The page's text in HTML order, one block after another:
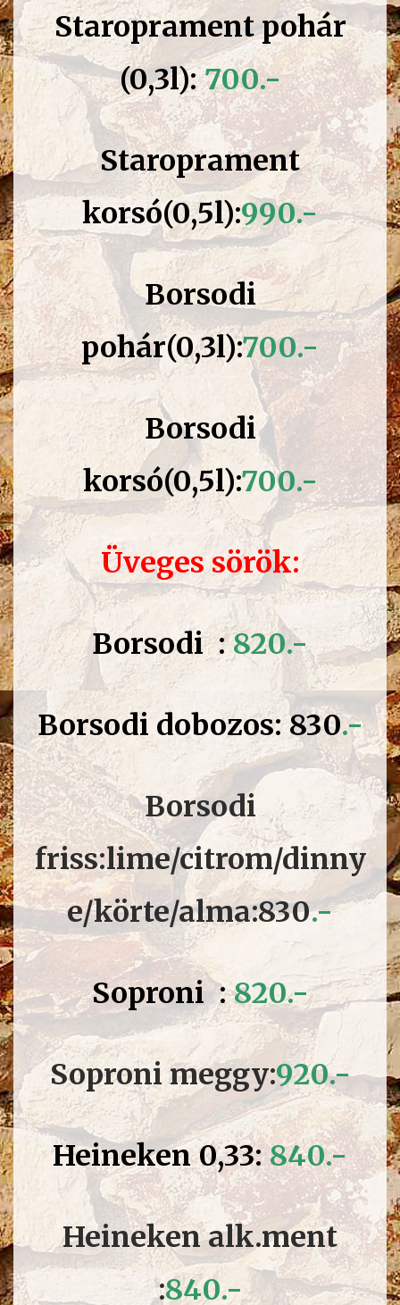
Staroprament pohár
(0,3l):700.-
Staroprament
korsó(0,5l):990.-
Borsodi
pohár(0,3l):700.-
Borsodi
korsó(0,5l):700.-
Üveges sörök:
Borsodi :820.-
Borsodi dobozos: 830.-
Borsodi
friss:lime/citrom/dinny
e/körte/alma:830.-
Soproni :820.-
Soproni meggy:920.-
Heineken 0,33:840.-
Heineken alk.ment
:840.-